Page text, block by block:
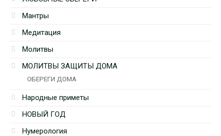
Мантры
Медитация
Молитвы
МОЛИТВЫ ЗАЩИТЫ ДОМА
ОБЕРЕГИ ДОМА
Народные приметы
НОВЫЙ ГОД
Нумерология